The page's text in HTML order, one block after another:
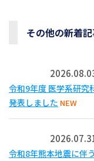
その他の新着
令和9年度 医学系研究
発表しました NEW
令和8年熊本地震に伴